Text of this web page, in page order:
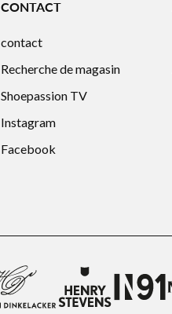
CONTACT
contact
Recherche de magasin
Shoepassion TV
Instagram
Facebook